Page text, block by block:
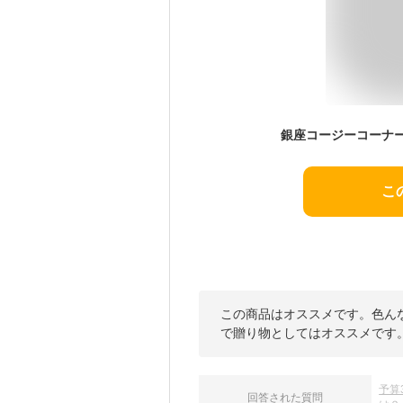
こ
この商品はオススメです。色
で贈り物としてはオススメです
回答された質問
予算